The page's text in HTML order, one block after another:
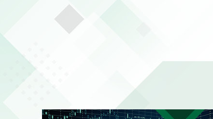
2026/08/07
自己株式の
PR